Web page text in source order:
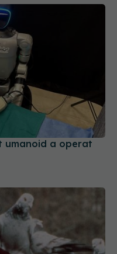
umanoid a operat